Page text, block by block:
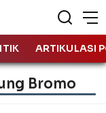
ARTIKULASI
Bromo